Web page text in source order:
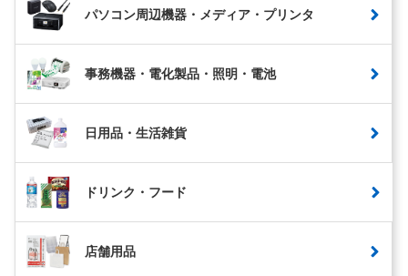
パソコン周辺機器・メディア・プリンタ
事務機器・電化製品・照明・電池
日用品・生活雑貨
ドリンク・フード
店舗用品